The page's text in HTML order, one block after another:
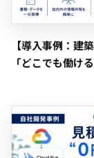
【導入事例：
「どこでも働け